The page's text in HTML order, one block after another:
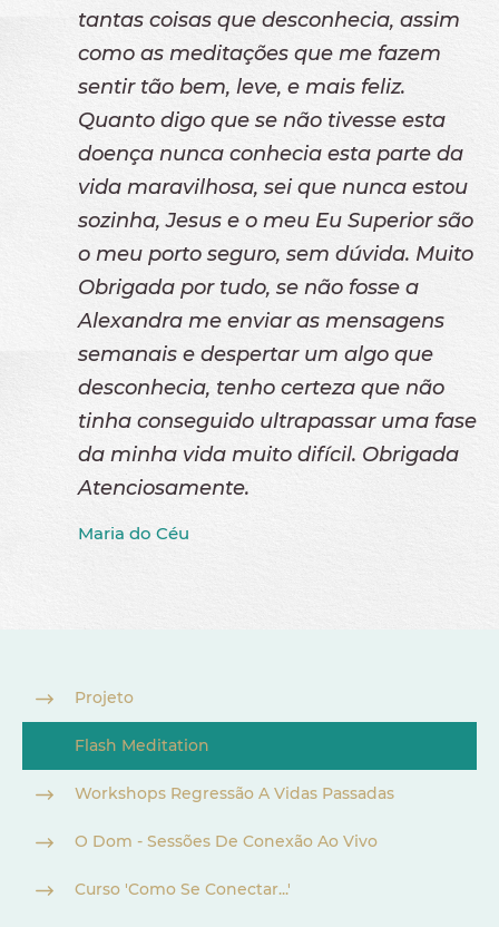
Projeto
Flash Meditation
Workshops Regressão A Vidas Passadas
O Dom - Sessões De Conexão Ao Vivo
Curso 'Como Se Conectar...'
tantas coisas que desconhecia, assim
como as meditações que me fazem
sentir tão bem, leve, e mais feliz.
Quanto digo que se não tivesse esta
doença nunca conhecia esta parte da
vida maravilhosa, sei que nunca estou
sozinha, Jesus e o meu Eu Superior são
o meu porto seguro, sem dúvida. Muito
Obrigada por tudo, se não fosse a
Alexandra me enviar as mensagens
semanais e despertar um algo que
desconhecia, tenho certeza que não
tinha conseguido ultrapassar uma fase
da minha vida muito difícil. Obrigada
Atenciosamente.
Maria do Céu